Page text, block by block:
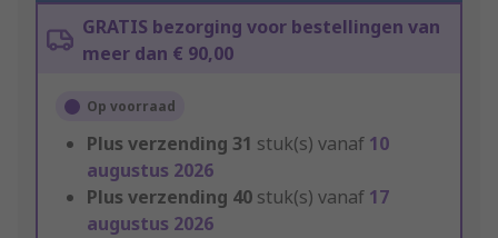
GRATIS bezorging voor bestellingen van
meer dan € 90,00
Op voorraad
Plus verzending 31 stuk(s) vanaf 10
augustus 2026
Plus verzending 40 stuk(s) vanaf 17
augustus 2026